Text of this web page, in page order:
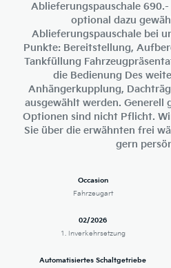
Ablieferungspauschale 690.-
optional dazu
Ablieferungspauschale bei
Punkte: Bereitstellung,
Tankfüllung
die Bedienung Des
Anhängerkupplung,
ausgewählt werden. Generell
Optionen sind nicht Pflicht.
Sie über die erwähnten frei
gern
Occasion
Fahrzeugart
02/2026
1. Inverkehrsetzung
Automatisiertes Schaltgetriebe